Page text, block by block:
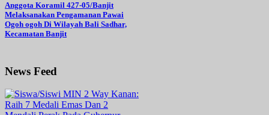
Anggota Koramil 427-05/Banjit
Melaksanakan Pengamanan Pawai
Ogoh ogoh Di Wilayah Bali Sadhar,
Kecamatan Banjit
News Feed